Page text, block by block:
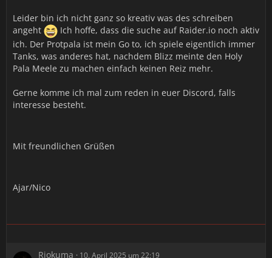
Leider bin ich nicht ganz so kreativ was des schreiben
angeht
Ich hoffe, dass die suche auf Raider.io noch aktiv
ich. Der Protpala ist mein Go to, ich spiele eigentlich immer
Tanks, was anderes hat, nachdem Blizz meinte den Holy
Pala Meele zu machen einfach keinen Reiz mehr.
Gerne komme ich mal zum reden in euer Discord, falls
interesse besteht.
Mit freundlichen Grüßen
Ajar/Nico
Riokuma 10. April 2025 um 22:19